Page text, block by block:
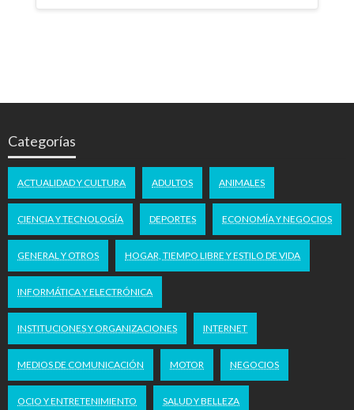
Categorías
ACTUALIDAD Y CULTURA ADULTOS ANIMALES
CIENCIA Y TECNOLOGÍA DEPORTES ECONOMÍA Y NEGOCIOS
GENERAL Y OTROS HOGAR, TIEMPO LIBRE Y ESTILO DE VIDA
INFORMÁTICA Y ELECTRÓNICA
INSTITUCIONES Y ORGANIZACIONES INTERNET
MEDIOS DE COMUNICACIÓN MOTOR NEGOCIOS
OCIO Y ENTRETENIMIENTO SALUD Y BELLEZA